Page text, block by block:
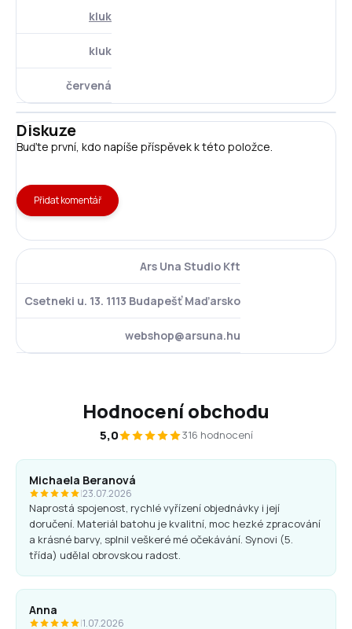
kluk
kluk
červená
Diskuze
Buďte první, kdo napíše příspěvek k této položce.
Přidat komentář
Ars Una Studio Kft
Csetneki u. 13. 1113 Budapešť Maďarsko
webshop@arsuna.hu
Hodnocení obchodu
5,0 316 hodnocení
Michaela Beranová
|23.07.2026
Naprostá spojenost, rychlé vyřízení objednávky i její
doručení. Materiál batohu je kvalitní, moc hezké zpracování
a krásné barvy, splnil veškeré mé očekávání. Synovi (5.
třída) udělal obrovskou radost.
Anna
|1.07.2026